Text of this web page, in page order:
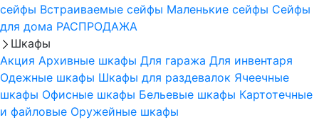
сейфы Встраиваемые сейфы Маленькие сейфы Сейфы
для дома РАСПРОДАЖА
Шкафы
Акция Архивные шкафы Для гаража Для инвентаря
Одежные шкафы Шкафы для раздевалок Ячеечные
шкафы Офисные шкафы Бельевые шкафы Картотечные
и файловые Оружейные шкафы